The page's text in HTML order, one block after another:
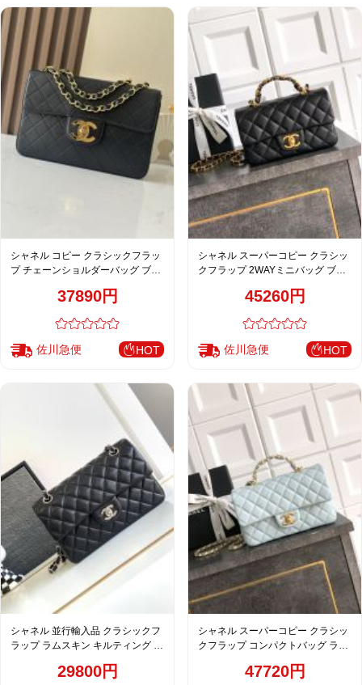
シャネル コピー クラシックフラッ
プ チェーンショルダーバッグ ブラ
37890円
佐川急便 HOT
シャネル スーパーコピー クラシッ
クフラップ 2WAYミニバッグ ブラ
45260円
佐川急便 HOT
シャネル 並行輸入品 クラシックフ
ラップ ラムスキン キルティング チ
レディース 定番29800円
シャネル スーパーコピー クラシッ
クフラップ コンパクトバッグ ライ
47720円